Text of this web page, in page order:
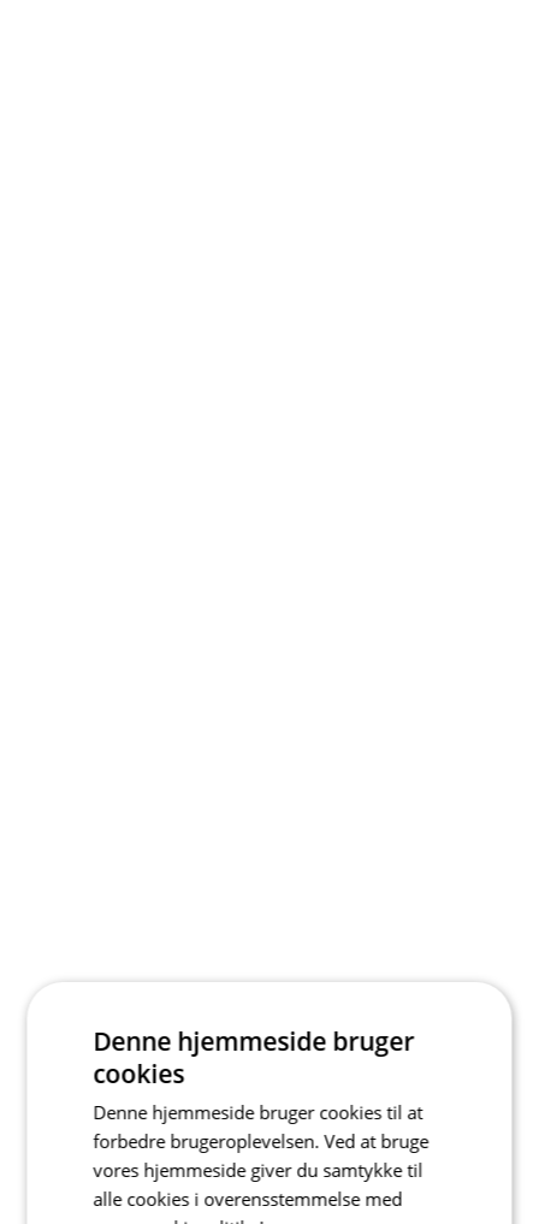
Denne hjemmeside bruger
cookies
Denne hjemmeside bruger cookies til at
forbedre brugeroplevelsen. Ved at bruge
vores hjemmeside giver du samtykke til
alle cookies i overensstemmelse med